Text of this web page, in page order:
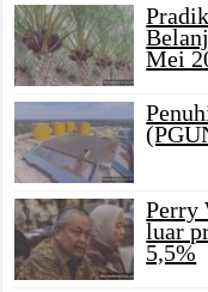
Mei
Perry
luar
5,5%